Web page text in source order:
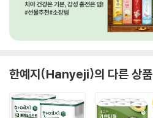
한예지(Hanyeji)의 다른 상품